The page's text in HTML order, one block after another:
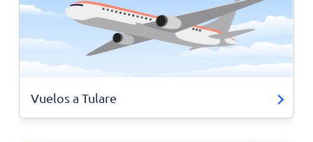
Vuelos a Tulare